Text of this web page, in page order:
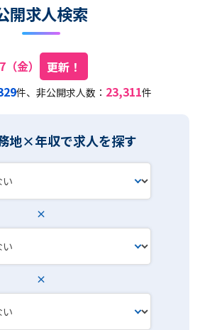
開求人検索
金） 更新！
件、非公開求人数： 23,311件
地×年収で求人を探す
×
×